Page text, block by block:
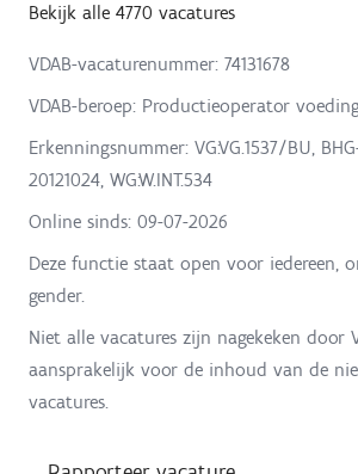
Bekijk alle 4770 vacatures
VDAB-vacaturenummer: 74131678
VDAB-beroep: Productieoperator
Erkenningsnummer: VG:VG.1537/BU,
20121024, WG:W.INT.534
Online sinds: 09-07-2026
Deze functie staat open voor iedereen,
gender.
Niet alle vacatures zijn nagekeken door
aansprakelijk voor de inhoud van de
vacatures.